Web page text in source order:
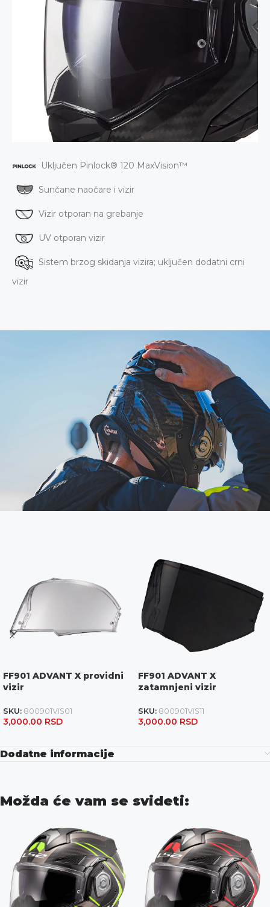
Uključen Pinlock® 120 MaxVision™
Sunčane naočare i vizir
Vizir otporan na grebanje
UV otporan vizir
Sistem brzog skidanja vizira; uključen dodatni crni
vizir
FF901 ADVANT X providni
vizir
SKU: 800901VIS01
3,000.00 RSD
FF901 ADVANT X
zatamnjeni vizir
SKU: 800901VIS11
3,000.00 RSD
Dodatne informacije
Možda će vam se svideti: